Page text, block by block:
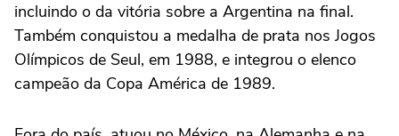
incluindo o da vitória sobre a Argentina na final.
Também conquistou a medalha de prata nos Jogos
Olímpicos de Seul, em 1988, e integrou o elenco
campeão da Copa América de 1989.